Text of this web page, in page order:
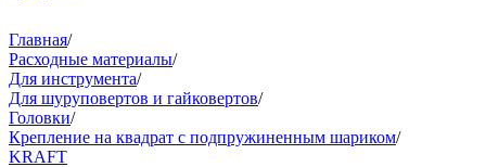
Главная/
Расходные материалы/
Для инструмента/
Для шуруповертов и гайковертов/
Головки/
Крепление на квадрат с подпружиненным шариком/
KRAFT